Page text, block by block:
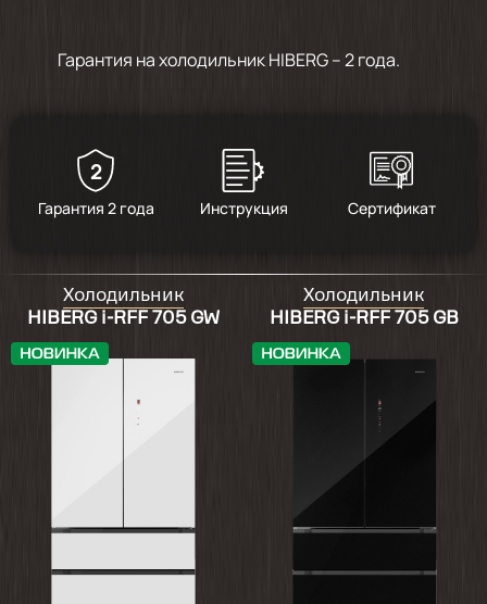
Гарантия на холодильник HIBERG – 2 года.
2
Гарантия 2 года Инструкция Сертификат
Холодильник
HIBERG i-RFF 705 GW
Холодильник
HIBERG i-RFF 705 GB